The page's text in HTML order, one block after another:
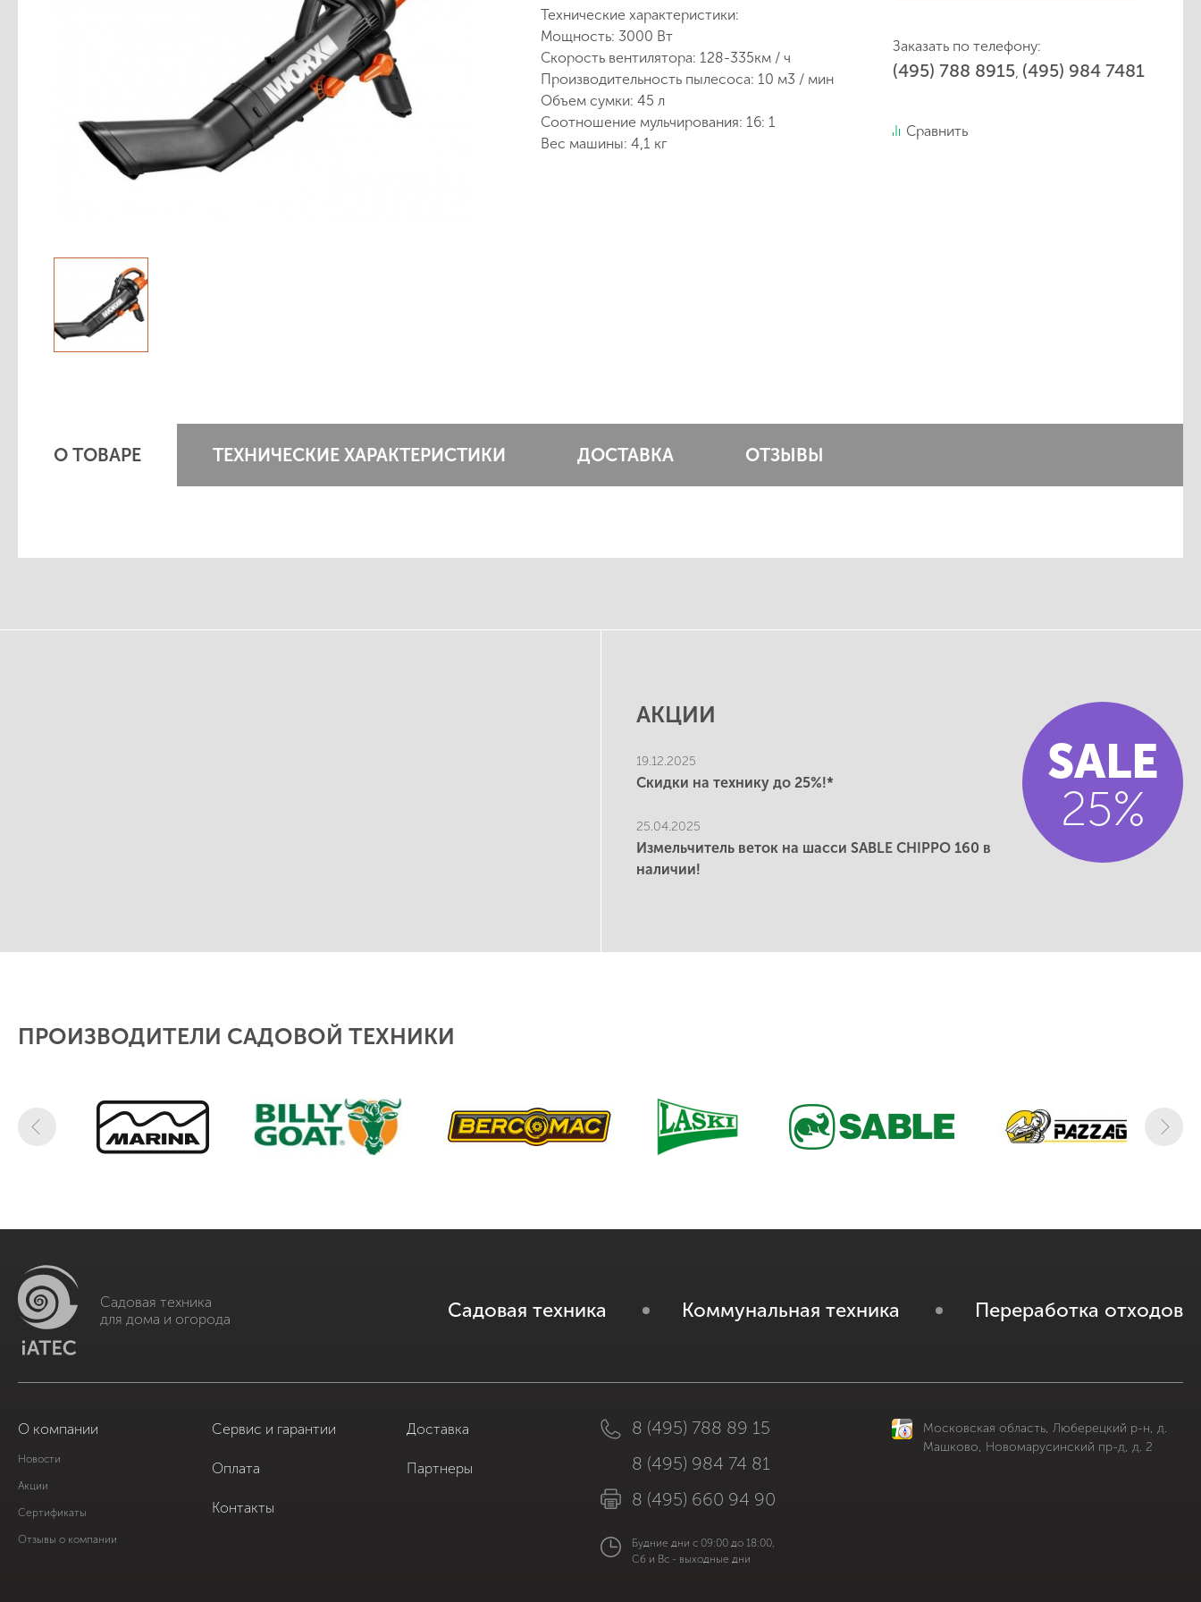
Аккумуляторы и зарядные
Электроинструмент
Технические характеристики:
Мощность: 3000 Вт
Скорость вентилятора: 128-335км / ч
Производительность пылесоса: 10 м3 / мин
Объем сумки: 45 л
Соотношение мульчирования: 16: 1
Вес машины: 4,1 кг
Заказать по телефону:
(495) 788 8915, (495) 984 7481
Сравнить
О ТОВАРЕ ТЕХНИЧЕСКИЕ ХАРАКТЕРИСТИКИ ДОСТАВКА ОТЗЫВЫ
АКЦИИ
SALE
25%
19.12.2025
Скидки на технику до 25%!*
25.04.2025
Измельчитель веток на шасси SABLE CHIPPO 160 в
наличии!
ПРОИЗВОДИТЕЛИ САДОВОЙ ТЕХНИКИ
Садовая техника
для дома и огорода
Садовая техника Коммунальная техника Переработка отходов
О компании
Новости
Акции
Сертификаты
Отзывы о компании
Сервис и гарантии Доставка
Оплата Партнеры
Контакты
8 (495) 788 89 15
8 (495) 984 74 81
8 (495) 660 94 90
Будние дни с 09:00 до 18:00,
Сб и Вс - выходные дни
Московская область, Люберецкий р-н, д.
Машково, Новомарусинский пр-д, д. 2